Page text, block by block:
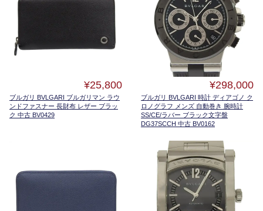
¥25,800
ブルガリ BVLGARI ブルガリマン ラウ
ンドファスナー 長財布 レザー ブラッ
ク 中古 BV0429
¥298,000
ブルガリ BVLGARI 時計 ディアゴノ ク
ロノグラフ メンズ 自動巻き 腕時計
SS/CE/ラバー ブラック文字盤
DG37SCCH 中古 BV0162